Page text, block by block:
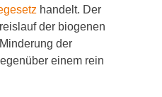
handelt. Der
der biogenen
der
einem rein